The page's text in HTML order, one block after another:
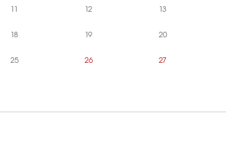
11 12 13
18 19 20
25 26 27